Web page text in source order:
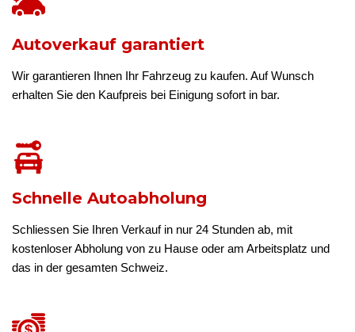
Autoverkauf garantiert
Wir garantieren Ihnen Ihr Fahrzeug zu kaufen. Auf Wunsch
erhalten Sie den Kaufpreis bei Einigung sofort in bar.
Schnelle Autoabholung
Schliessen Sie Ihren Verkauf in nur 24 Stunden ab, mit
kostenloser Abholung von zu Hause oder am Arbeitsplatz und
das in der gesamten Schweiz.